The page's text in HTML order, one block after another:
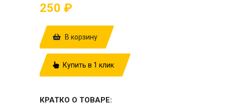
250 ₽
В корзину
Купить в 1 клик
КРАТКО О ТОВАРЕ: